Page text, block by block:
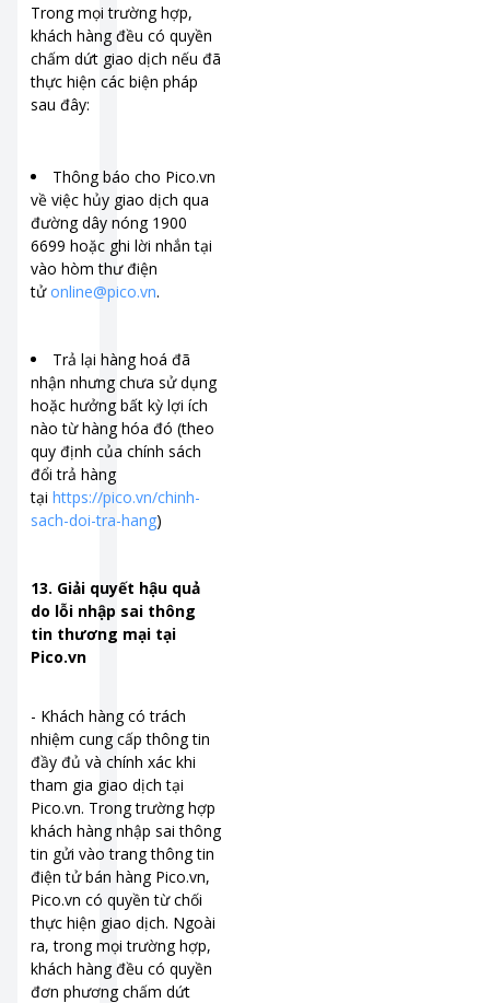
Trong mọi trường hợp,
khách hàng đều có quyền
chấm dứt giao dịch nếu đã
thực hiện các biện pháp
sau đây:
Thông báo cho Pico.vn
về việc hủy giao dịch qua
đường dây nóng 1900
6699 hoặc ghi lời nhắn tại
vào hòm thư điện
tửonline@pico.vn.
Trả lại hàng hoá đã
nhận nhưng chưa sử dụng
hoặc hưởng bất kỳ lợi ích
nào từ hàng hóa đó (theo
quy định của chính sách
đổi trả hàng
tại https://pico.vn/chinh-
sach-doi-tra-hang)
13. Giải quyết hậu quả
do lỗi nhập sai thông
tin thương mại tại
Pico.vn
- Khách hàng có trách
nhiệm cung cấp thông tin
đầy đủ và chính xác khi
tham gia giao dịch tại
Pico.vn. Trong trường hợp
khách hàng nhập sai thông
tin gửi vào trang thông tin
điện tử bán hàng Pico.vn,
Pico.vn có quyền từ chối
thực hiện giao dịch. Ngoài
ra, trong mọi trường hợp,
khách hàng đều có quyền
đơn phương chấm dứt